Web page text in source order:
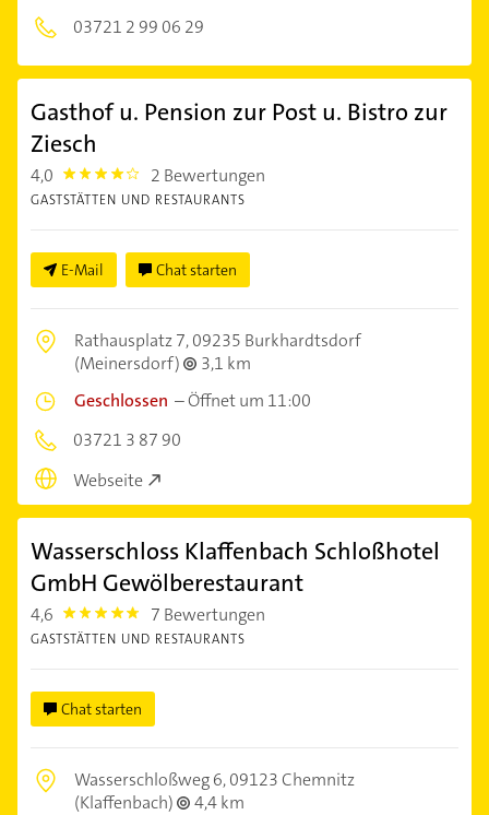
03721 2 99 06 29
Gasthof u. Pension zur Post u. Bistro zur
Ziesch
4,0 4.0 2 Bewertungen
GASTSTÄTTEN UND RESTAURANTS
E-Mail Chat starten
Rathausplatz 7,09235 Burkhardtsdorf
(Meinersdorf)
3,1 km
Geschlossen –Öffnet um 11:00
03721 3 87 90
Webseite
Wasserschloss Klaffenbach Schloßhotel
GmbH Gewölberestaurant
4,6 4.6 7 Bewertungen
GASTSTÄTTEN UND RESTAURANTS
Chat starten
Wasserschloßweg 6,09123 Chemnitz
(Klaffenbach)
4,4 km